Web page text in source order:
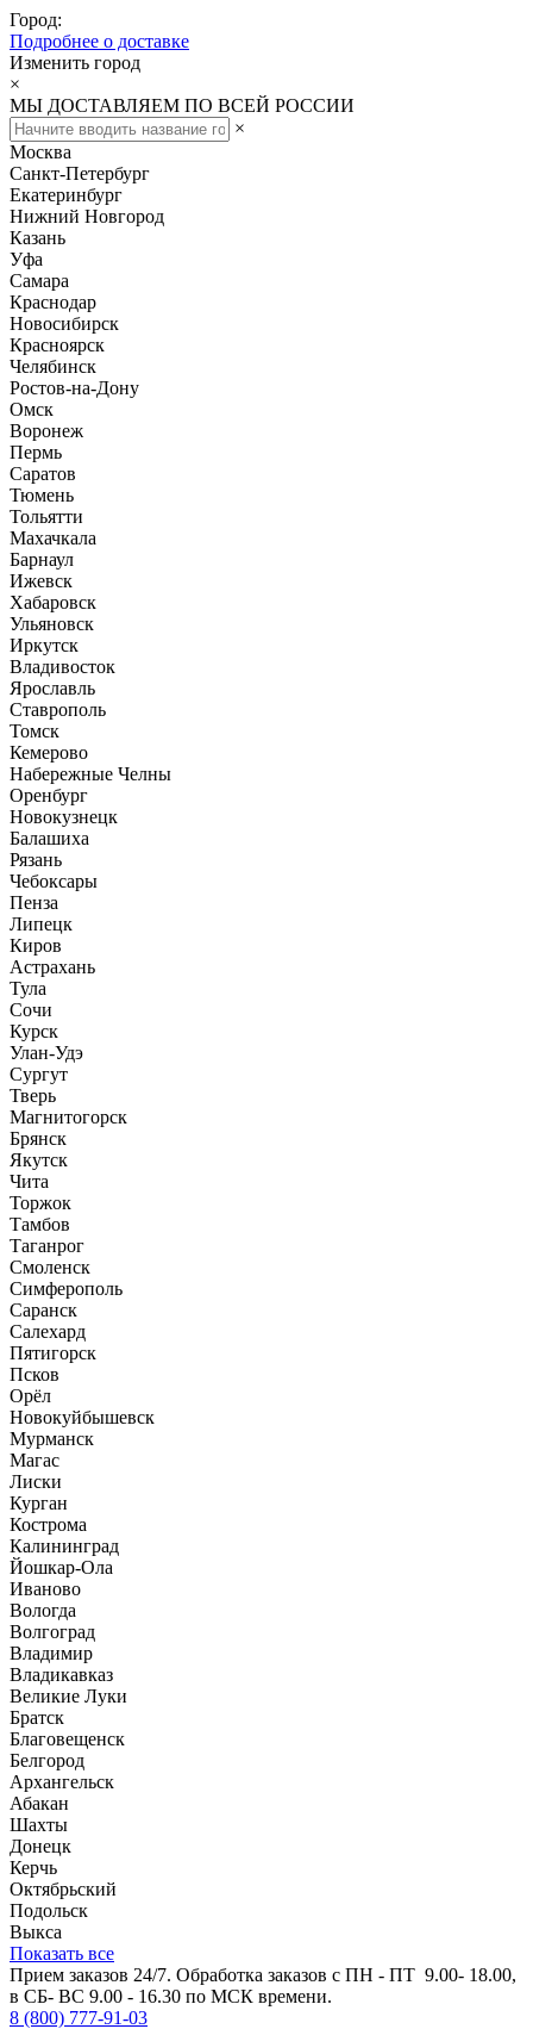
Город:
Подробнее о доставке
Изменить город
×
МЫ ДОСТАВЛЯЕМ ПО ВСЕЙ РОССИИ
×
Москва
Санкт-Петербург
Екатеринбург
Нижний Новгород
Казань
Уфа
Самара
Краснодар
Новосибирск
Красноярск
Челябинск
Ростов-на-Дону
Омск
Воронеж
Пермь
Саратов
Тюмень
Тольятти
Махачкала
Барнаул
Ижевск
Хабаровск
Ульяновск
Иркутск
Владивосток
Ярославль
Ставрополь
Томск
Кемерово
Набережные Челны
Оренбург
Новокузнецк
Балашиха
Рязань
Чебоксары
Пенза
Липецк
Киров
Астрахань
Тула
Сочи
Курск
Улан-Удэ
Сургут
Тверь
Магнитогорск
Брянск
Якутск
Чита
Торжок
Тамбов
Таганрог
Смоленск
Симферополь
Саранск
Салехард
Пятигорск
Псков
Орёл
Новокуйбышевск
Мурманск
Магас
Лиски
Курган
Кострома
Калининград
Йошкар-Ола
Иваново
Вологда
Волгоград
Владимир
Владикавказ
Великие Луки
Братск
Благовещенск
Белгород
Архангельск
Абакан
Шахты
Донецк
Керчь
Октябрьский
Подольск
Выкса
Показать все
Прием заказов 24/7. Обработка заказов с ПН - ПТ 9.00- 18.00,
в СБ- ВС 9.00 - 16.30 по МСК времени.
8 (800) 777-91-03